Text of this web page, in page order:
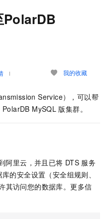
PolarDB
我的收藏
Service），可以帮
PolarDB MySQL 版集群。
阿里云，并且已将 DTS 服务
的安全设置（安全组规则、
其访问您的数据库。更多信